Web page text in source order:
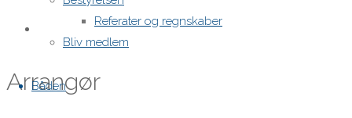
Referater og regnskaber
Bliv medlem
Båden
Struer Sejlklub
Arrangør